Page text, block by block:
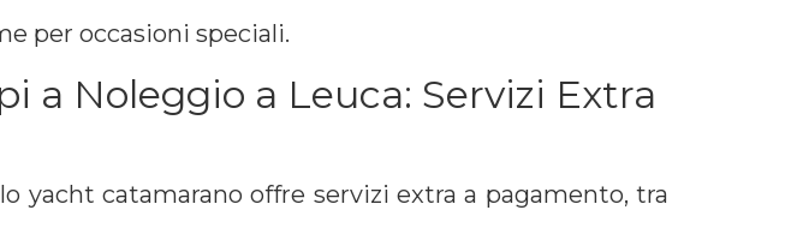
per occasioni speciali.
a Noleggio a Leuca: Servizi Extra
yacht catamarano offre servizi extra a pagamento, tra